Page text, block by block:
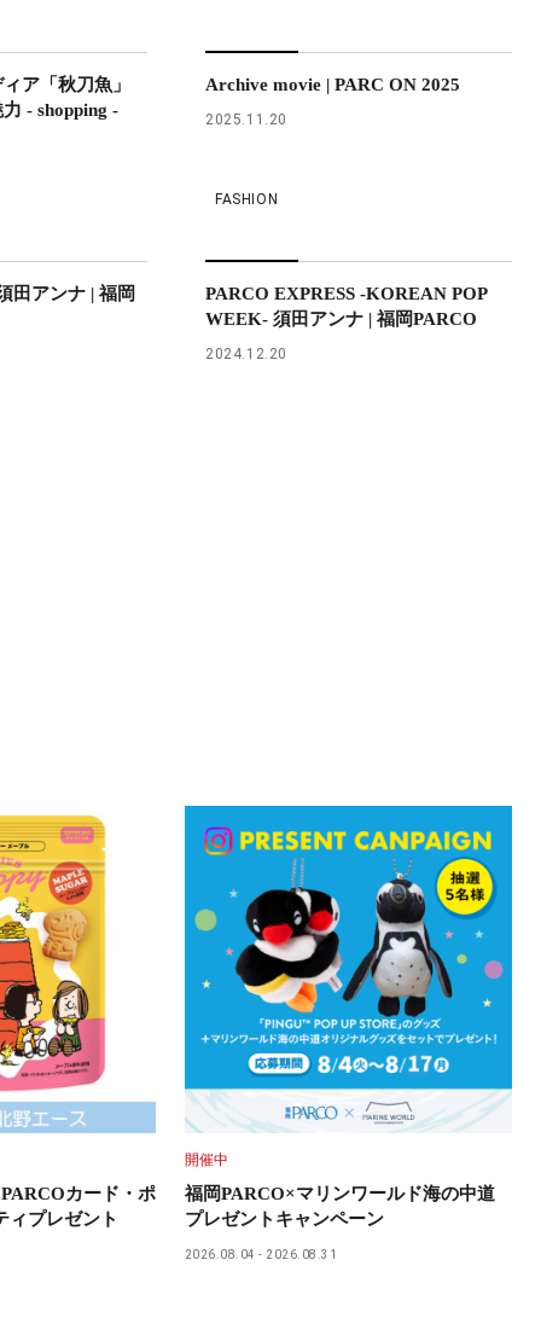
ア「秋刀魚」
- shopping -
Archive movie | PARC ON 2025
2025.11.20
田アンナ | 福岡
FASHION
PARCO EXPRESS -KOREAN POP
WEEK- 須田アンナ | 福岡PARCO
2024.12.20
カード・ポ
ィプレゼント
開催中
福岡PARCO×マリンワールド海の中道
プレゼントキャンペーン
2026.08.04 2026.08.31